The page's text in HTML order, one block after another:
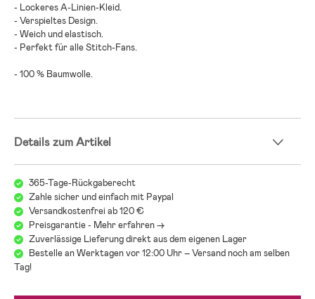
- Lockeres A-Linien-Kleid.
- Verspieltes Design.
- Weich und elastisch.
- Perfekt für alle Stitch-Fans.
- 100 % Baumwolle.
Details zum Artikel
365-Tage-Rückgaberecht
Zahle sicher und einfach mit Paypal
Versandkostenfrei ab 120 €
Preisgarantie - Mehr erfahren ->
Zuverlässige Lieferung direkt aus dem eigenen Lager
Bestelle an Werktagen vor 12:00 Uhr – Versand noch am selben
Tag!